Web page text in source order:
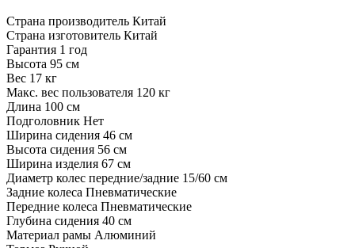
Страна производитель Китай
Страна изготовитель Китай
Гарантия 1 год
Высота 95 см
Вес 17 кг
Макс. вес пользователя 120 кг
Длина 100 см
Подголовник Нет
Ширина сидения 46 см
Высота сидения 56 см
Ширина изделия 67 см
Диаметр колес передние/задние 15/60 см
Задние колеса Пневматические
Передние колеса Пневматические
Глубина сидения 40 см
Материал рамы Алюминий